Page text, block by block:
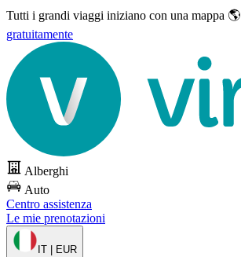
Tutti i grandi viaggi iniziano con una mappa 🌎
gratuitamente
Alberghi
Auto
Centro assistenza
Le mie prenotazioni
IT | EUR